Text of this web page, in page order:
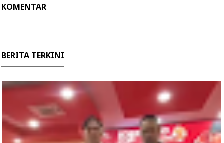
KOMENTAR
BERITA TERKINI